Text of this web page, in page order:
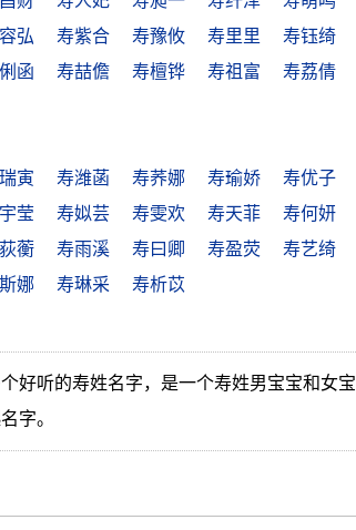
弘 寿紫合 寿豫攸 寿里里
寿钰绮
函 寿喆儋 寿檀铧 寿祖富
寿荔倩
寅 寿潍菡 寿荞娜 寿瑜娇
寿优子
莹 寿姒芸 寿雯欢 寿天菲
寿何妍
蘅 寿雨溪 寿曰卿 寿盈荧
寿艺绮
娜 寿琳采
寿析苡
好听的寿姓名字，是一个寿姓男宝宝和女宝
字。